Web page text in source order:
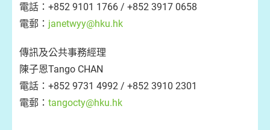
電話：+852 9101 1766 / +852 3917 0658
電郵： janetwyy@hku.hk
傳訊及公共事務經理
陳子恩Tango CHAN
電話：+852 9731 4992 / +852 3910 2301
電郵： tangocty@hku.hk